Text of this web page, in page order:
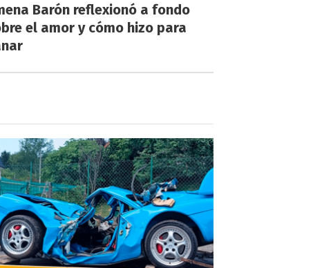
Barón reflexionó a fondo
el amor y cómo hizo para